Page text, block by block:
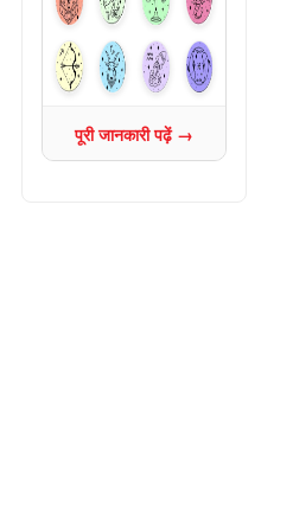
पूरी जानकारी पढ़ें →